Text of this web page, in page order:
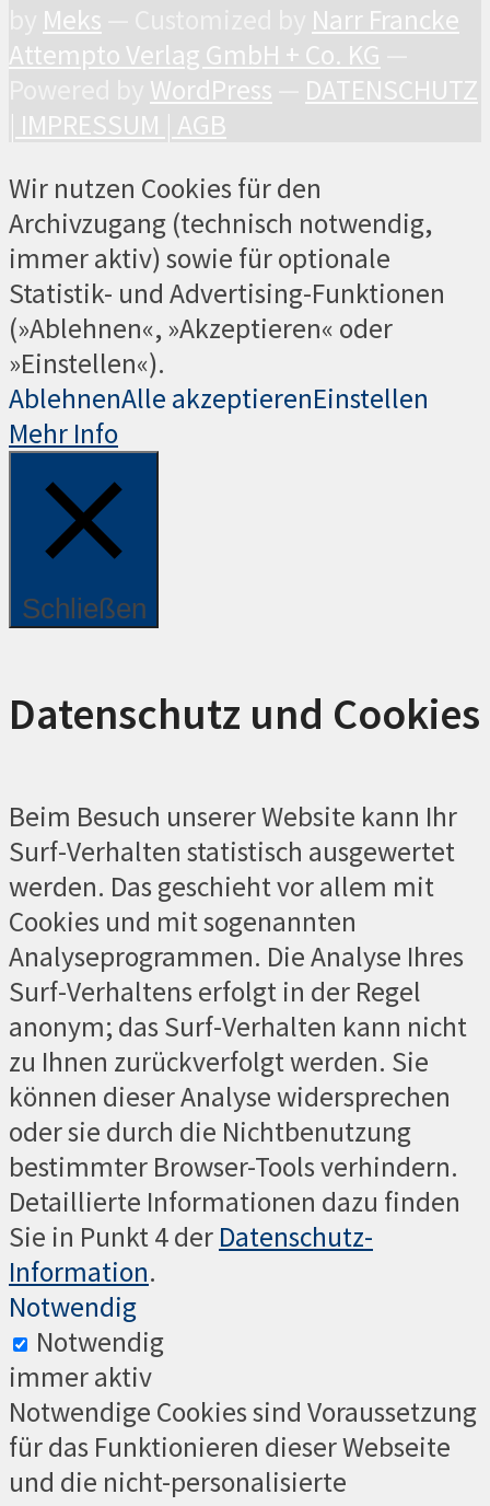
Meks
Narr Francke
Attempto Verlag GmbH + Co. KG
WordPress
DATENSCHUTZ
| IMPRESSUM | AGB
Wir nutzen Cookies für den
Archivzugang (technisch notwendig,
immer aktiv) sowie für optionale
Statistik- und Advertising-Funktionen
(»Ablehnen«, »Akzeptieren« oder
»Einstellen«).
AblehnenAlle akzeptierenEinstellen
Mehr Info
Schließen
Datenschutz und Cookies
Beim Besuch unserer Website kann Ihr
Surf-Verhalten statistisch ausgewertet
werden. Das geschieht vor allem mit
Cookies und mit sogenannten
Analyseprogrammen. Die Analyse Ihres
Surf-Verhaltens erfolgt in der Regel
anonym; das Surf-Verhalten kann nicht
zu Ihnen zurückverfolgt werden. Sie
können dieser Analyse widersprechen
oder sie durch die Nichtbenutzung
bestimmter Browser-Tools verhindern.
Detaillierte Informationen dazu finden
Sie in Punkt 4 der Datenschutz-
Information.
Notwendig
Notwendig
immer aktiv
Notwendige Cookies sind Voraussetzung
für das Funktionieren dieser Webseite
und die nicht-personalisierte